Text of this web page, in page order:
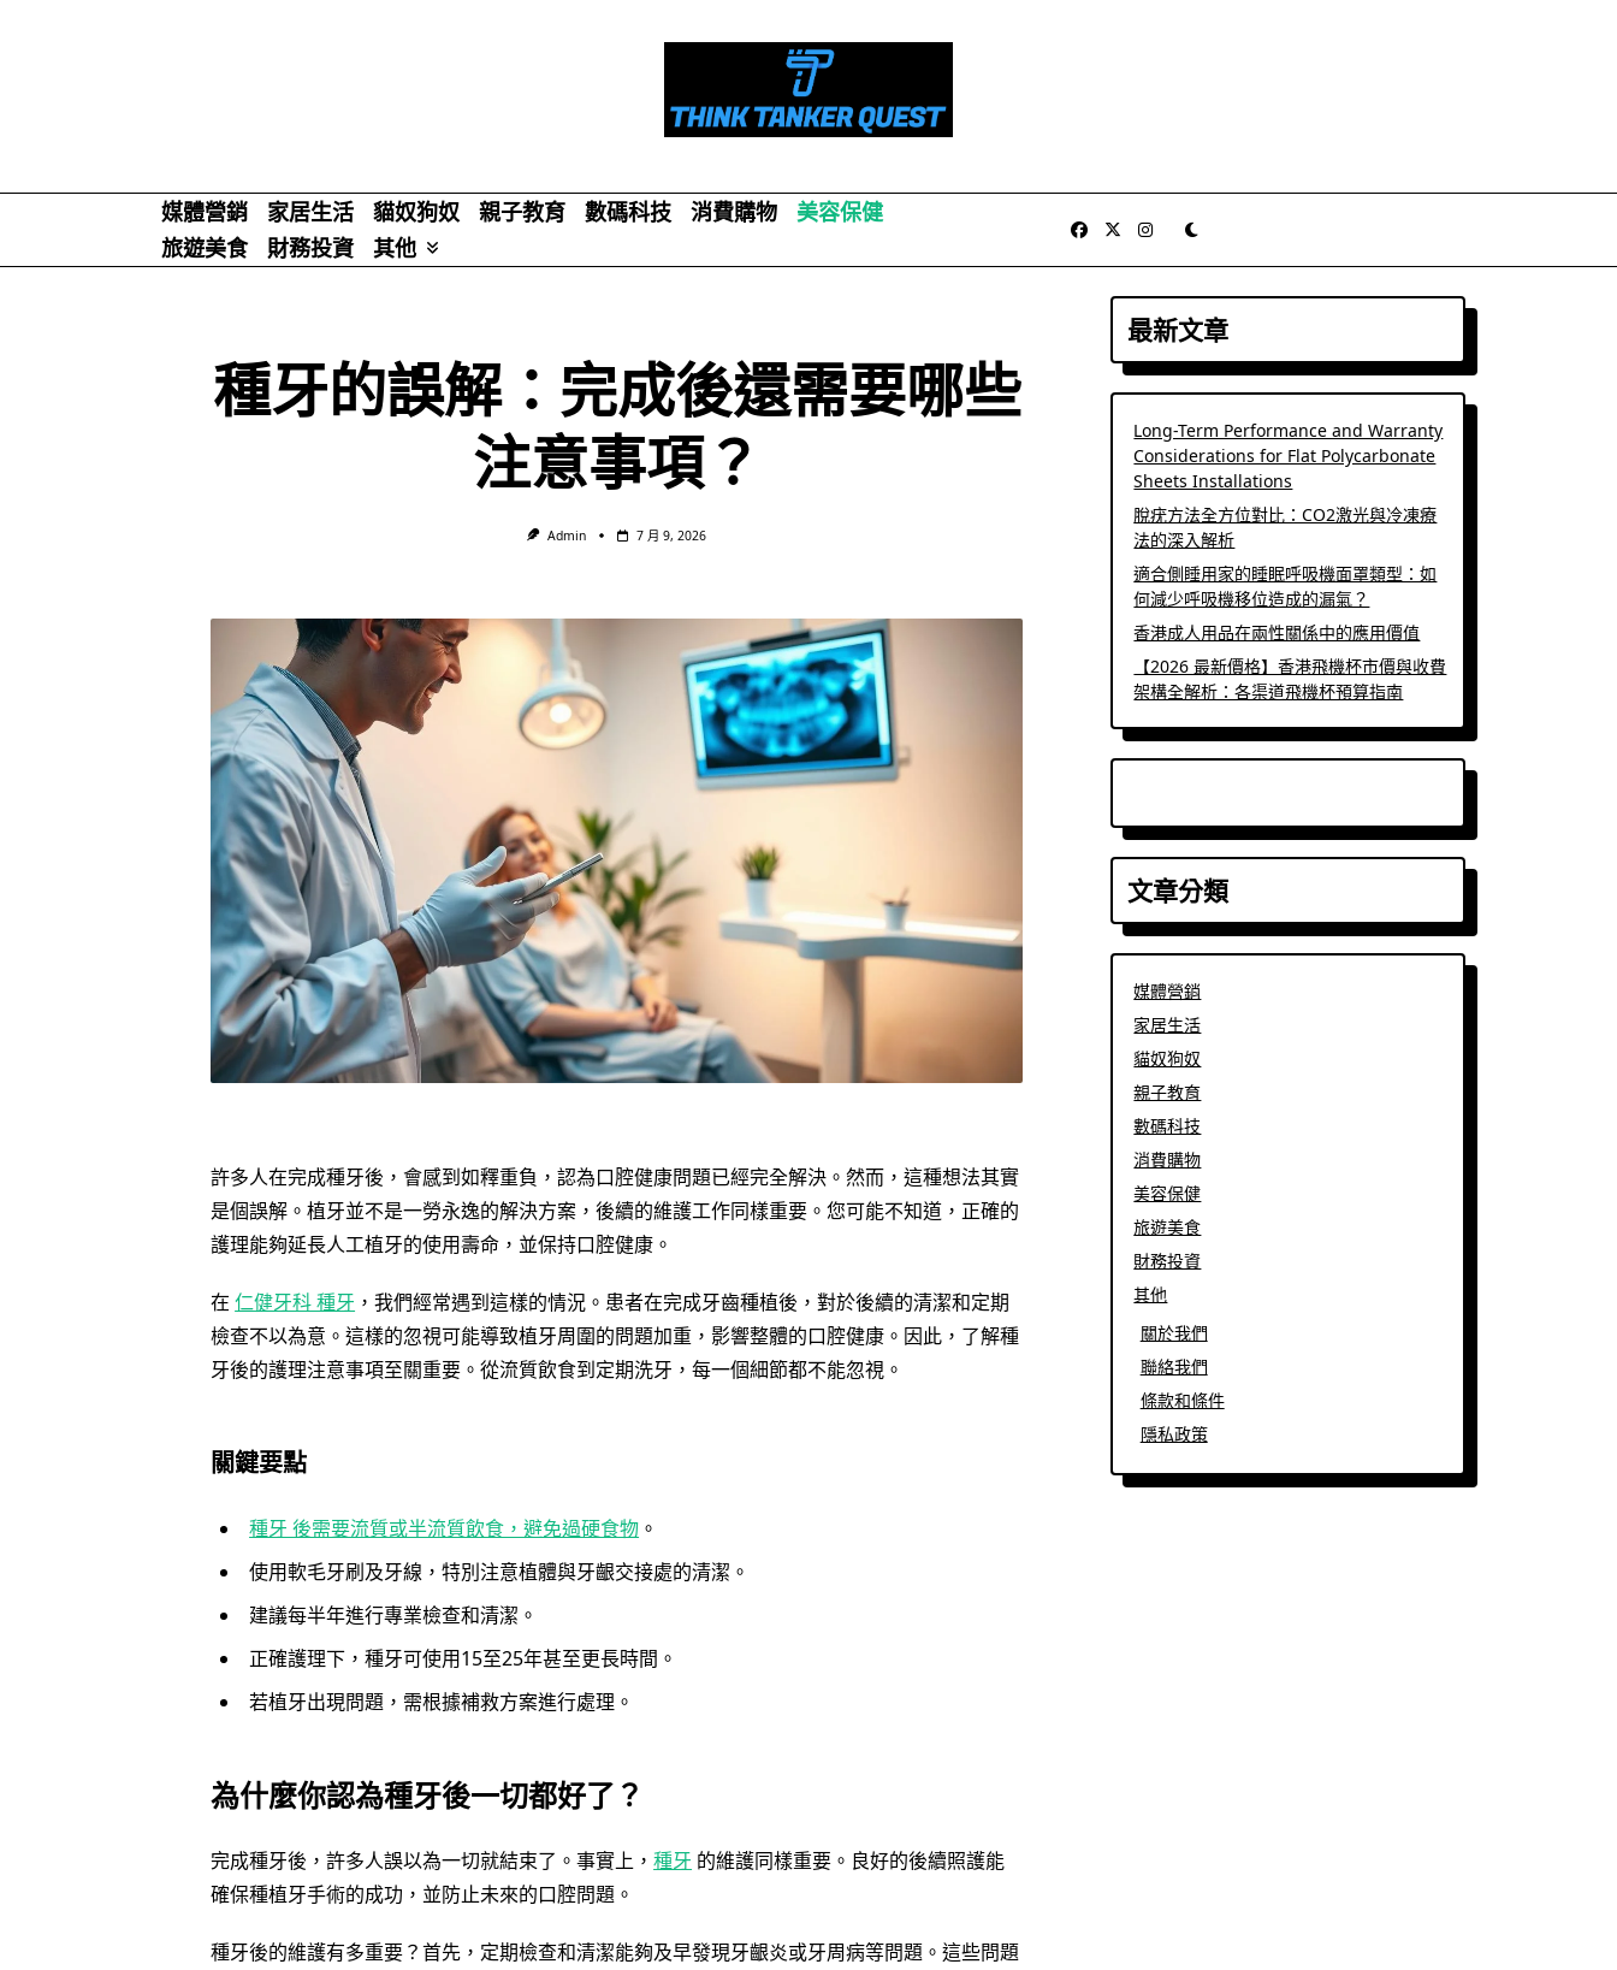
媒體營銷 家居生活 貓奴狗奴 親子教育 數碼科技 消費購物
美容保健
旅遊美食
財務投資 其他
種牙的誤解：完成後還需要哪些
注意事項？
Admin 7 月 9, 2026
許多人在完成種牙後，會感到如釋重負，認為口腔健康問題已經完全解決。然而，這種想法其實
是個誤解。植牙並不是一勞永逸的解決方案，後續的維護工作同樣重要。您可能不知道，正確的
護理能夠延長人工植牙的使用壽命，並保持口腔健康。
在仁健牙科 種牙 ，我們經常遇到這樣的情況。患者在完成牙齒種植後，對於後續的清潔和定期
檢查不以為意。這樣的忽視可能導致植牙周圍的問題加重，影響整體的口腔健康。因此，了解種
牙後的護理注意事項至關重要。從流質飲食到定期洗牙，每一個細節都不能忽視。
關鍵要點
種牙 後需要流質或半流質飲食，避免過硬食物 。
使用軟毛牙刷及牙線，特別注意植體與牙齦交接處的清潔。
建議每半年進行專業檢查和清潔。
正確護理下，種牙可使用15至25年甚至更長時間。
若植牙出現問題，需根據補救方案進行處理。
為什麼你認為種牙後一切都好了？
完成種牙後，許多人誤以為一切就結束了。事實上，種牙 的維護同樣重要。良好的後續照護能
確保種植牙手術的成功，並防止未來的口腔問題。
種牙後的維護有多重要？首先，定期檢查和清潔能夠及早發現牙齦炎或牙周病等問題。這些問題
最新文章
Long-Term Performance and Warranty
Considerations for Flat Polycarbonate
Sheets Installations
脫疣方法全方位對比：CO2激光與冷凍療
法的深入解析
適合側睡用家的睡眠呼吸機面罩類型：如
何減少呼吸機移位造成的漏氣？
香港成人用品在兩性關係中的應用價值
【2026 最新價格】香港飛機杯市價與收費
架構全解析：各渠道飛機杯預算指南
文章分類
媒體營銷
家居生活
貓奴狗奴
親子教育
數碼科技
消費購物
美容保健
旅遊美食
財務投資
其他
關於我們
聯絡我們
條款和條件
隱私政策